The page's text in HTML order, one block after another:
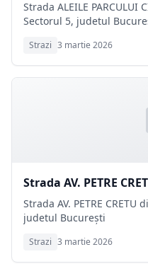
Strada ALEILE
Sectorul 5, judetul
Strazi 3 martie 2026
Strada AV. PETRE
Strada AV. PETRE
judetul București
Strazi 3 martie 2026